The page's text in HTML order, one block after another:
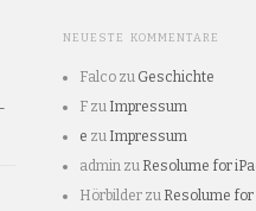
NEUESTE KOMMENTARE
Falco zu Geschichte
F zu Impressum
e zu Impressum
admin zu Resolume for
Hörbilder zu Resolume for